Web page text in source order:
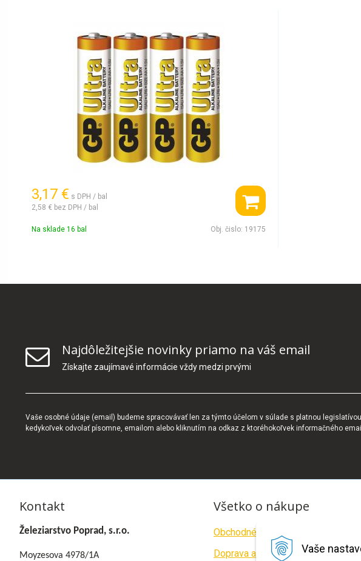
Vaše
3,17 € s DPH / bal
2,58 € bez DPH / bal
Na sklade 16 bal Obj. čislo: 19175
Najdôležitejšie novinky priamo na váš email
Získajte zaujímavé informácie vždy medzi prvými
Vaše osobné údaje (email) budeme spracovávať len za týmto účelom v súlade s platnou
kedykoľvek odvolať písomne, emailom alebo kliknutím na odkaz z ktoréhokoľvek informačného
Kontakt
Železiarstvo Poprad, s.r.o.
Moyzesova 4978/1A
Všetko o nákupe
Obchodné podmienky
Doprava a platba